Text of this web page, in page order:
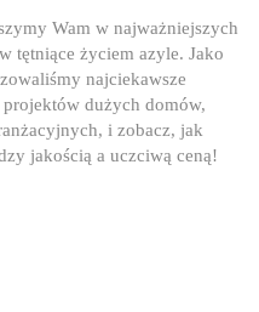
Wam w najważniejszych
tętniące życiem azyle. Jako
najciekawsze
dużych domów,
i zobacz, jak
jakością a uczciwą ceną!